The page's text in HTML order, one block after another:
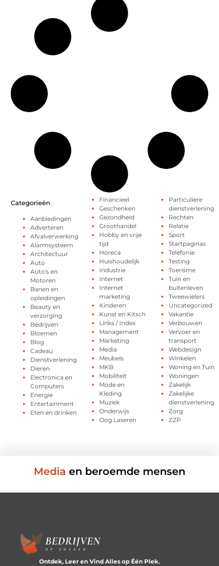
Categorieën
Aanbiedingen
Adverteren
Afvalverwerking
Alarmsysteem
Architectuur
Auto
Auto's en
Motoren
Banen en
opleidingen
Beauty en
verzorging
Bedrijven
Bloemen
Blog
Cadeau
Dienstverlening
Dieren
Electronica en
Computers
Energie
Entertainment
Eten en drinken
Financieel
Geschenken
Gezondheid
Groothandel
Hobby en vrije
tijd
Horeca
Huishoudelijk
Industrie
Internet
Internet
marketing
Kinderen
Kunst en Kitsch
Links / Index
Management
Marketing
Media
Meubels
MKB
Mobiliteit
Mode en
Kleding
Muziek
Onderwijs
Oog Laseren
Particuliere
dienstverlening
Rechten
Relatie
Sport
Startpaginas
Telefonie
Testing
Toerisme
Tuin en
buitenleven
Tweewielers
Uncategorized
Vakantie
Verbouwen
Vervoer en
transport
Webdesign
Winkelen
Woning en Tuin
Woningen
Zakelijk
Zakelijke
dienstverlening
Zorg
ZZP
Media en beroemde mensen
Ontdek, Leer en Vind Alles op Één Plek.